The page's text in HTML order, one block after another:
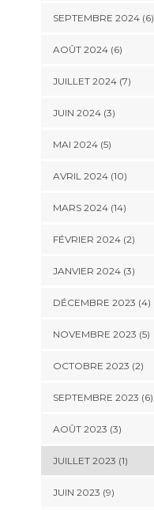
SEPTEMBRE 2024 (6)
AOÛT 2024 (6)
JUILLET 2024 (7)
JUIN 2024 (3)
MAI 2024 (5)
AVRIL 2024 (10)
MARS 2024 (14)
FÉVRIER 2024 (2)
JANVIER 2024 (3)
DÉCEMBRE 2023 (4)
NOVEMBRE 2023 (5)
OCTOBRE 2023 (2)
SEPTEMBRE 2023 (6)
AOÛT 2023 (3)
JUILLET 2023 (1)
JUIN 2023 (9)